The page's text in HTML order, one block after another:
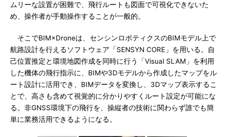
ムリーな設置が困難で、飛行ルートも図面で可視化できないた
め、操作者が手動操作することが一般的。
そこでBIM×Droneは、センシンロボティクスのBIMモデル上で
航路設計を行えるソフトウェア「SENSYN CORE」を用いる。自
己位置推定と環境地図作成を同時に行う「Visual SLAM」を利用
した機体の飛行指示に、BIMや3Dモデルから作成したマップをル
ート設計に活用でき、BIMデータを変換し、3Dマップ表示するこ
とで、高さも含めて視覚的に分かりやすくルート設定が可能にな
る。非GNSS環境下の飛行を、操縦者の技術に関わらず誰でも簡
単に業務活用できるようになる。